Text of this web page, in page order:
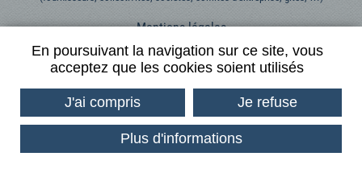
Mentions légales
Données personnelles
Contactez-nous
Conditions générales de vente
Conditions Générales d'Utilisation
En poursuivant la navigation sur ce site, vous
acceptez que les cookies soient utilisés
J'ai compris Je refuse
Plus d'informations